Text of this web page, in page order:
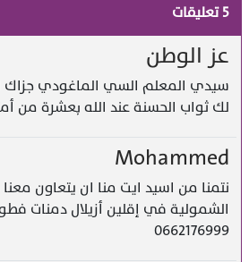
5 تعليقات
عز الوطن
سيدي المعلم السي الماغودي جزاك
لك ثواب الحسنة عند الله بعشرة من
Mohammed
نتمنا من اسيد ايت منا ان يتعاون
الشمولية في إقلين أزيلال دمنات
0662176999